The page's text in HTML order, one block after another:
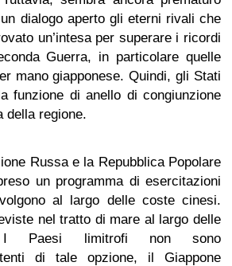
dialogo aperto gli eterni rivali che
un’intesa per superare i ricordi
Guerra, in particolare quelle
mano giapponese. Quindi, gli Stati
funzione di anello di congiunzione
della regione.
Russa e la Repubblica Popolare
un programma di esercitazioni
al largo delle coste cinesi.
nel tratto di mare al largo delle
I Paesi limitrofi non sono
di tale opzione, il Giappone